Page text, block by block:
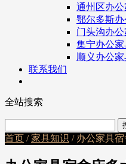
通州区办
鄂尔多斯
门头沟办
集宁办公家
顺义办公家
联系我们
全站搜索
首页 /家具知识 / 办公家具